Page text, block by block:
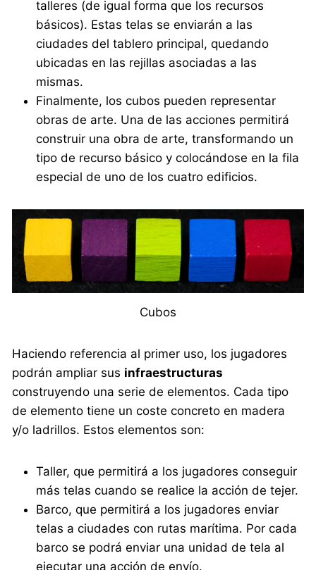
talleres (de igual forma que los recursos
básicos). Estas telas se enviarán a las
ciudades del tablero principal, quedando
ubicadas en las rejillas asociadas a las
mismas.
Finalmente, los cubos pueden representar
obras de arte. Una de las acciones permitirá
construir una obra de arte, transformando un
tipo de recurso básico y colocándose en la fila
especial de uno de los cuatro edificios.
Cubos
Haciendo referencia al primer uso, los jugadores
podrán ampliar sus infraestructuras
construyendo una serie de elementos. Cada tipo
de elemento tiene un coste concreto en madera
y/o ladrillos. Estos elementos son:
Taller, que permitirá a los jugadores conseguir
más telas cuando se realice la acción de tejer.
Barco, que permitirá a los jugadores enviar
telas a ciudades con rutas marítima. Por cada
barco se podrá enviar una unidad de tela al
ejecutar una acción de envío.